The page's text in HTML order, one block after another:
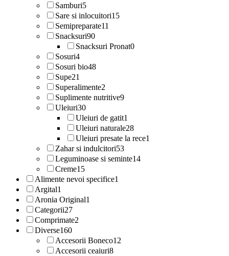
Samburi5
Sare si inlocuitori15
Semipreparate11
Snacksuri90
Snacksuri Pronat0
Sosuri4
Sosuri bio48
Supe21
Superalimente2
Suplimente nutritive9
Uleiuri30
Uleiuri de gatit1
Uleiuri naturale28
Uleiuri presate la rece1
Zahar si indulcitori53
Leguminoase si seminte14
Creme15
Alimente nevoi specifice1
Argital1
Aronia Original1
Categorii27
Comprimate2
Diverse160
Accesorii Boneco12
Accesorii ceaiuri8